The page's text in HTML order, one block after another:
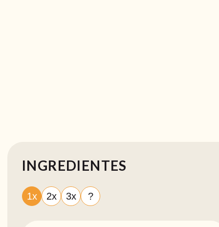
INGREDIENTES
1x 2x 3x ?